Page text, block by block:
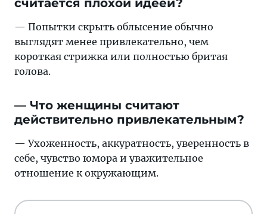
считается плохой идеей?
— Попытки скрыть облысение обычно
выглядят менее привлекательно, чем
короткая стрижка или полностью бритая
голова.
— Что женщины считают
действительно привлекательным?
— Ухоженность, аккуратность, уверенность в
себе, чувство юмора и уважительное
отношение к окружающим.